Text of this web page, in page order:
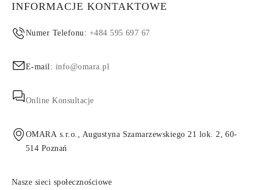
INFORMACJE KONTAKTOWE
Numer Telefonu: +484 595 697 67
E-mail: info@omara.pl
Online Konsultacje
OMARA s.r.o., Augustyna Szamarzewskiego 21 lok. 2, 60-
514 Poznań
Nasze sieci społecznościowe